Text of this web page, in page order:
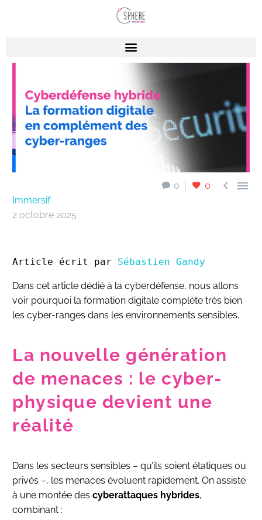
0 0  
Immersif
2 octobre 2025
Article écrit par Sébastien Gandy
Dans cet article dédié à la cyberdéfense, nous allons
voir pourquoi la formation digitale complète très bien
les cyber-ranges dans les environnements sensibles.
La nouvelle génération
de menaces : le cyber-
physique devient une
réalité
Dans les secteurs sensibles – qu’ils soient étatiques ou
privés –, les menaces évoluent rapidement. On assiste
à une montée des cyberattaques hybrides,
combinant :